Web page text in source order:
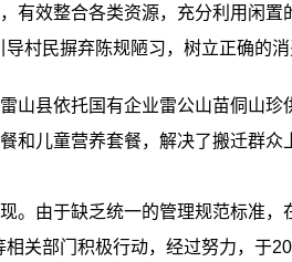
效整合各类资源，充分利用闲置
村民摒弃陈规陋习，树立正确的消
县依托国有企业雷公山苗侗山珍
和儿童营养套餐，解决了搬迁群众
由于缺乏统一的管理规范标准，
关部门积极行动，经过努力，于